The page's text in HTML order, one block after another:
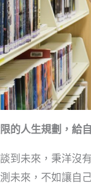
的人生規劃，給
未來，秉洋沒有
未來，不如讓自